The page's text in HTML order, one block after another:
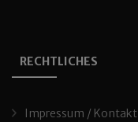
RECHTLICHES
Impressum / Kontakt